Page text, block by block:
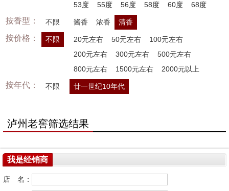
53度
55度 56度 58度 60度 68度
按香型： 不限 酱香 浓香 清香
按价格： 不限 20元左右 50元左右
100元左右
200元左右
300元左右
500元左右
800元左右
1500元左右 2000元以上
按年代： 不限 廿一世纪10年代
泸州老窖筛选结果
我是经销商
店 名：